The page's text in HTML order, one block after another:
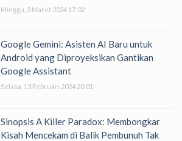
Minggu, 3 Maret 2024 17:02
Google Gemini: Asisten AI Baru untuk
Android yang Diproyeksikan Gantikan
Google Assistant
Selasa, 13 Februari 2024 20:01
Sinopsis A Killer Paradox: Membongkar
Kisah Mencekam di Balik Pembunuh Tak